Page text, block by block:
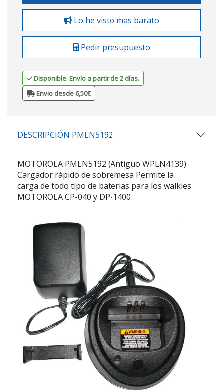
Lo he visto mas barato
Pedir presupuesto
Disponible. Envío a partir de 2 días.
Envio desde 6,50€
DESCRIPCIÓN PMLN5192
MOTOROLA PMLN5192 (Antiguo WPLN4139)
Cargador rápido de sobremesa Permite la
carga de todo tipo de baterias para los walkies
MOTOROLA CP-040 y DP-1400